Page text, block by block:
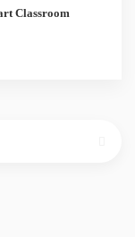
Classroom